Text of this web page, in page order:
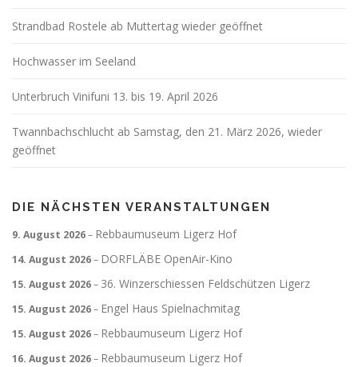
Strandbad Rostele ab Muttertag wieder geöffnet
Hochwasser im Seeland
Unterbruch Vinifuni 13. bis 19. April 2026
Twannbachschlucht ab Samstag, den 21. März 2026, wieder
geöffnet
DIE NÄCHSTEN VERANSTALTUNGEN
9. August 2026– Rebbaumuseum Ligerz Hof
14. August 2026– DORFLÄBE OpenAir-Kino
15. August 2026– 36. Winzerschiessen Feldschützen Ligerz
15. August 2026– Engel Haus Spielnachmitag
15. August 2026– Rebbaumuseum Ligerz Hof
16. August 2026– Rebbaumuseum Ligerz Hof